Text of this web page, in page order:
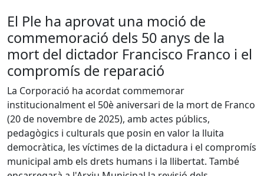
El Ple ha aprovat una moció de
commemoració dels 50 anys de la
mort del dictador Francisco Franco i el
compromís de reparació
La Corporació ha acordat commemorar
institucionalment el 50è aniversari de la mort de Franco
(20 de novembre de 2025), amb actes públics,
pedagògics i culturals que posin en valor la lluita
democràtica, les víctimes de la dictadura i el compromís
municipal amb els drets humans i la llibertat. També